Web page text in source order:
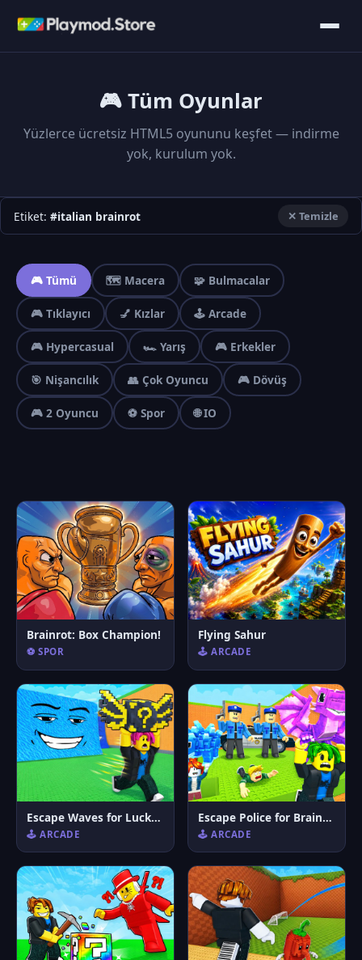
🎮 Tüm Oyunlar
Yüzlerce ücretsiz HTML5 oyununu keşfet — indirme
yok, kurulum yok.
Etiket: #italian brainrot ✕ Temizle
🎮 Tümü 🗺️ Macera 🧩 Bulmacalar
🎮 Tıklayıcı 💅 Kızlar 🕹️ Arcade
🎮 Hypercasual 🏎️ Yarış 🎮 Erkekler
🎯 Nişancılık 👥 Çok Oyuncu 🎮 Dövüş
🎮 2 Oyuncu ⚽ Spor 🌐 IO
Brainrot: Box Champion!
⚽ SPOR
Flying Sahur
🕹️ ARCADE
Escape Waves for Lucky Blocks
🕹️ ARCADE
Escape Police for Brainrots
🕹️ ARCADE